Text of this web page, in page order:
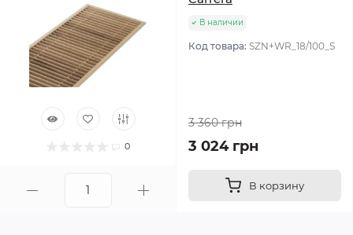
0
В наличии
Код товара: SZN+WR_18/100_S
3 360 грн
3 024 грн
В корзину